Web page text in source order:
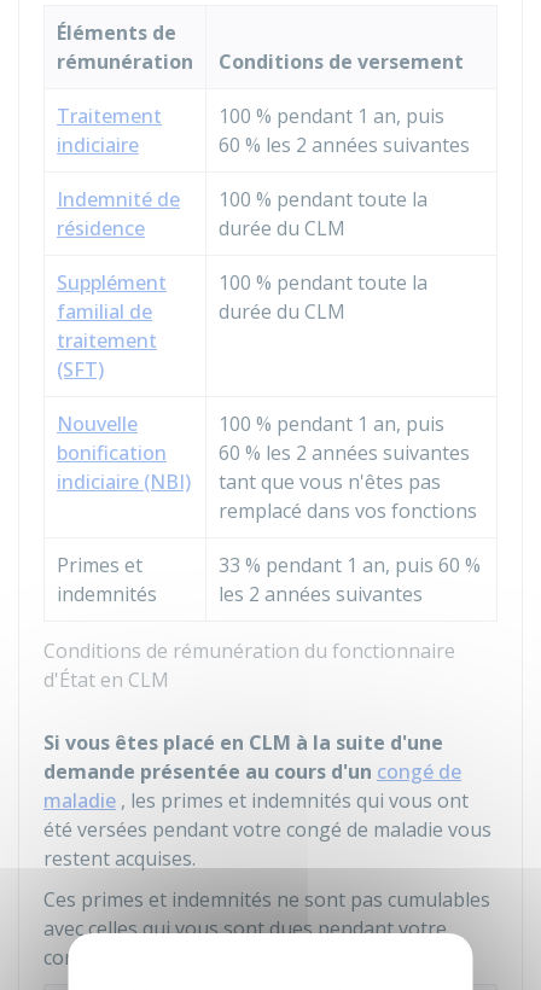
Conditions de rémunération du fonctionnaire
d'État en CLM
Éléments de
rémunération
Conditions de versement
Traitement
indiciaire
100 % pendant 1 an, puis
60 % les 2 années suivantes
Indemnité de
résidence
100 % pendant toute la
durée du CLM
Supplément
familial de
traitement
(SFT)
100 % pendant toute la
durée du CLM
Nouvelle
bonification
indiciaire (NBI)
100 % pendant 1 an, puis
60 % les 2 années suivantes
tant que vous n'êtes pas
remplacé dans vos fonctions
Primes et
indemnités
33 % pendant 1 an, puis 60 %
les 2 années suivantes
Si vous êtes placé en CLM à la suite d'une
demande présentée au cours d'un congé de
maladie , les primes et indemnités qui vous ont
été versées pendant votre congé de maladie vous
restent acquises.
Ces primes et indemnités ne sont pas cumulables
avec celles qui vous sont dues pendant votre
congé de longue maladie.